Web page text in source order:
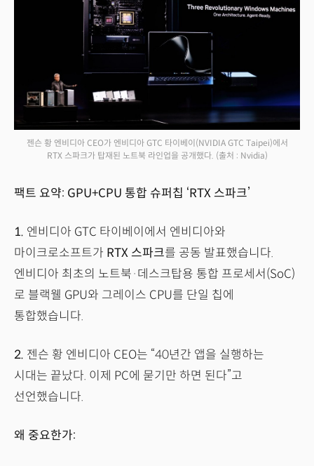
젠슨 황 엔비디아 CEO가 엔비디아 GTC 타이베이(NVIDIA GTC Taipei)에서
RTX 스파크가 탑재된 노트북 라인업을 공개했다. (출처 : Nvidia)
팩트 요약: GPU+CPU 통합 슈퍼칩 ‘RTX 스파크’
1. 엔비디아 GTC 타이베이에서 엔비디아와
마이크로소프트가 RTX 스파크를 공동 발표했습니다.
엔비디아 최초의 노트북·데스크탑용 통합 프로세서(SoC)
로 블랙웰 GPU와 그레이스 CPU를 단일 칩에
통합했습니다.
2. 젠슨 황 엔비디아 CEO는 “40년간 앱을 실행하는
시대는 끝났다. 이제 PC에 묻기만 하면 된다”고
선언했습니다.
왜 중요한가: